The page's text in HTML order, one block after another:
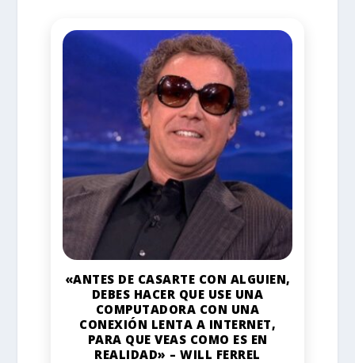
«ANTES DE CASARTE CON ALGUIEN,
DEBES HACER QUE USE UNA
COMPUTADORA CON UNA
CONEXIÓN LENTA A INTERNET,
PARA QUE VEAS COMO ES EN
REALIDAD» – WILL FERREL